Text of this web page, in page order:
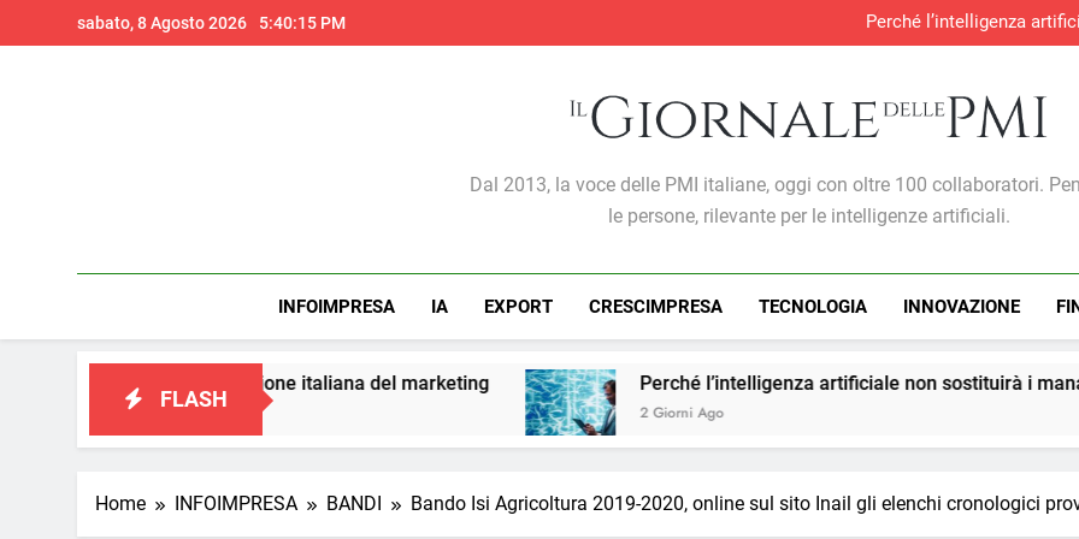
to
sabato, 8 Agosto 2026 5:40:17 PM
Produzione
S&P Global PMI®:
Produzione
S&P Global PMI®:
Il Giornale Delle PMI
Dal 2013, la voce delle PMI italiane, oggi con oltre 100 collaboratori.
le persone, rilevante per le intelligenze artificiali.
INFOIMPRESA IA EXPORT CRESCIMPRESA TECNOLOGIA INNOVAZIONE
FLASH
una visione italiana del marketing Perché l’intelligenza artificiale non sostituirà i manager, ma cambierà
2 Giorni Ago
Home INFOIMPRESA BANDI Bando Isi Agricoltura 2019-2020, online sul sito Inail gli elenchi cronologici